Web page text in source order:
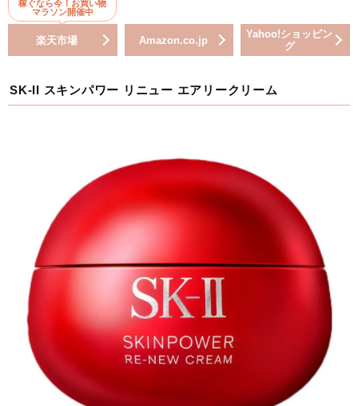
稼ぐなら今！お買い物
マラソン開催中
楽天市場 Amazon.co.jp
Yahoo!ショッピン
グ
SK-II スキンパワー リニュー エアリークリーム